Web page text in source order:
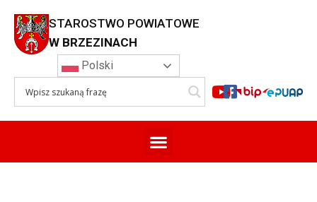
STAROSTWO POWIATOWE
W BRZEZINACH
Polski